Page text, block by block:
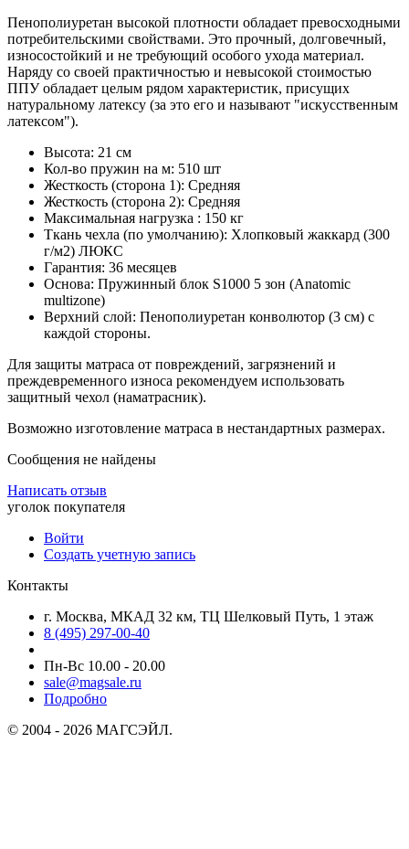
Пенополиуретан высокой плотности обладает превосходными
потребительскими свойствами. Это прочный, долговечный,
износостойкий и не требующий особого ухода материал.
Наряду со своей практичностью и невысокой стоимостью
ППУ обладает целым рядом характеристик, присущих
натуральному латексу (за это его и называют "искусственным
латексом").
Высота: 21 см
Кол-во пружин на м: 510 шт
Жесткость (сторона 1): Средняя
Жесткость (сторона 2): Средняя
Максимальная нагрузка : 150 кг
Ткань чехла (по умолчанию): Хлопковый жаккард (300
г/м2) ЛЮКС
Гарантия: 36 месяцев
Основа: Пружинный блок S1000 5 зон (Anatomic
multizone)
Верхний слой: Пенополиуретан конволютор (3 см) с
каждой стороны.
Для защиты матраса от повреждений, загрязнений и
преждевременного износа рекомендуем использовать
защитный чехол (наматрасник).
Возможно изготовление матраса в нестандартных размерах.
Сообщения не найдены
Написать отзыв
уголок покупателя
Войти
Создать учетную запись
Контакты
г. Москва, МКАД 32 км, ТЦ Шелковый Путь, 1 этаж
8 (495) 297-00-40
Пн-Вс 10.00 - 20.00
sale@magsale.ru
Подробно
© 2004 - 2026 МАГСЭЙЛ.